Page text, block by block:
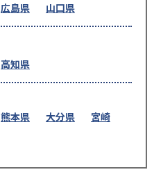
広島県 山口県
高知県
熊本県 大分県
宮崎